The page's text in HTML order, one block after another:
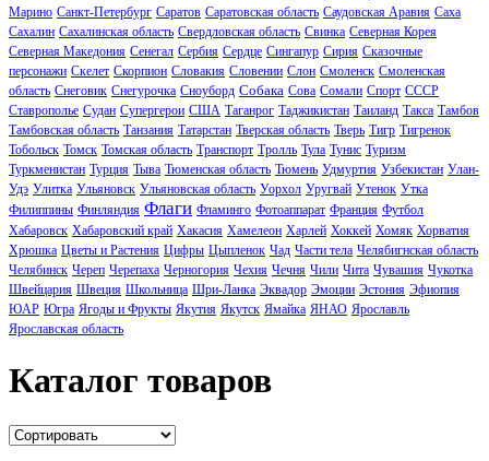
Марино Санкт-Петербург Саратов Саратовская область Саудовская Аравия Саха
Сахалин Сахалинская область Свердловская область Свинка Северная Корея
Северная Македония Сенегал Сербия Сердце Сингапур Сирия Сказочные
персонажи Скелет Скорпион Словакия Словении Слон Смоленск Смоленская
область Снеговик Снегурочка Сноуборд Собака Сова Сомали Спорт СССР
Ставрополье Судан Супергерои США Таганрог Таджикистан Таиланд Такса Тамбов
Тамбовская область Танзания Татарстан Тверская область Тверь Тигр Тигренок
Тобольск Томск Томская область Транспорт Тролль Тула Тунис Туризм
Туркменистан Турция Тыва Тюменская область Тюмень Удмуртия Узбекистан Улан-
Удэ Улитка Ульяновск Ульяновская область Уорхол Уругвай Утенок Утка
Филиппины Финляндия Флаги Фламинго Фотоаппарат Франция Футбол
Хабаровск Хабаровский край Хакасия Хамелеон Харлей Хоккей Хомяк Хорватия
Хрюшка Цветы и Растения Цифры Цыпленок Чад Части тела Челябигнская область
Челябинск Череп Черепаха Черногория Чехия Чечня Чили Чита Чувашия Чукотка
Швейцария Швеция Школьница Шри-Ланка Эквадор Эмоции Эстония Эфиопия
ЮАР Югра Ягоды и Фрукты Якутия Якутск Ямайка ЯНАО Ярославль
Ярославская область
Каталог товаров